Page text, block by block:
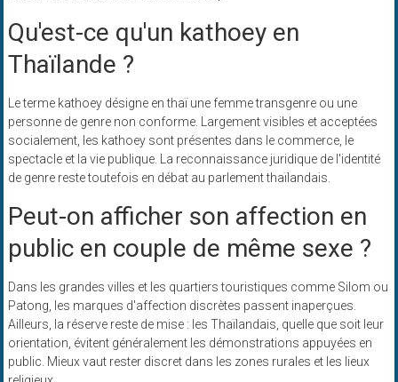
Qu'est-ce qu'un kathoey en
Thaïlande ?
Le terme kathoey désigne en thaï une femme transgenre ou une
personne de genre non conforme. Largement visibles et acceptées
socialement, les kathoey sont présentes dans le commerce, le
spectacle et la vie publique. La reconnaissance juridique de l'identité
de genre reste toutefois en débat au parlement thaïlandais.
Peut-on afficher son affection en
public en couple de même sexe ?
Dans les grandes villes et les quartiers touristiques comme Silom ou
Patong, les marques d'affection discrètes passent inaperçues.
Ailleurs, la réserve reste de mise : les Thaïlandais, quelle que soit leur
orientation, évitent généralement les démonstrations appuyées en
public. Mieux vaut rester discret dans les zones rurales et les lieux